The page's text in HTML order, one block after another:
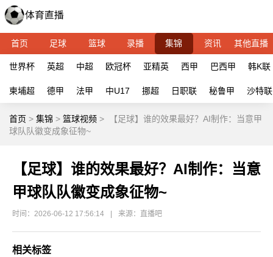
首页 足球 篮球 录播 集锦 资讯 其他直播
世界杯 英超 中超 欧冠杯 亚精英 西甲 巴西甲 韩K联
柬埔超 德甲 法甲 中U17 挪超 日职联 秘鲁甲 沙特联
首页 > 集锦 > 篮球视频 >
【足球】谁的效果最好？AI制作：当意甲
球队队徽变成象征物~
【足球】谁的效果最好？AI制作：当意
甲球队队徽变成象征物~
时间：2026-06-12 17:56:14 来源：直播吧
相关标签